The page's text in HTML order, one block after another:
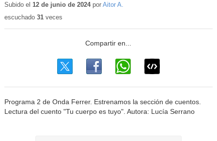
educativo
Subido el 12 de junio de 2024por Aitor A.
escuchado 31veces
Programa 2 de Onda Ferrer. Estrenamos la sección de cuentos.
Lectura del cuento "Tu cuerpo es tuyo". Autora: Lucía Serrano